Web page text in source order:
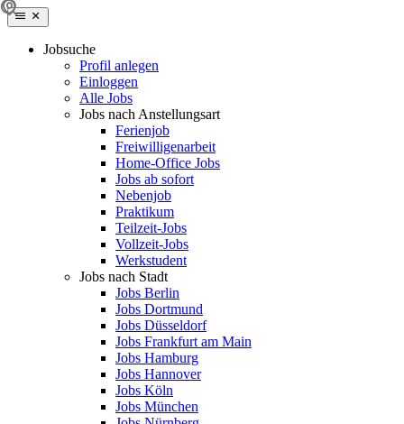
Jobsuche
Profil anlegen
Einloggen
Alle Jobs
Jobs nach Anstellungsart
Ferienjob
Freiwilligenarbeit
Home-Office Jobs
Jobs ab sofort
Nebenjob
Praktikum
Teilzeit-Jobs
Vollzeit-Jobs
Werkstudent
Jobs nach Stadt
Jobs Berlin
Jobs Dortmund
Jobs Düsseldorf
Jobs Frankfurt am Main
Jobs Hamburg
Jobs Hannover
Jobs Köln
Jobs München